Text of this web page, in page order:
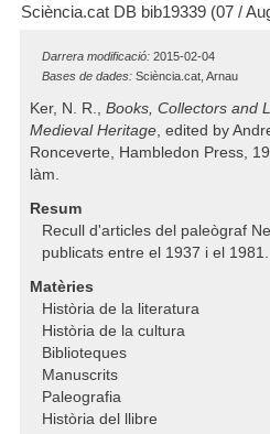
Sciència.cat DB bib19339 (07 /
Darrera modificació: 2015-02-04
Bases de dades: Sciència.cat, Arnau
Ker, N. R., Books, Collectors and
Medieval Heritage, edited by
Ronceverte, Hambledon Press,
làm.
Resum
Recull d'articles del paleògraf
publicats entre el 1937 i el
Matèries
Història de la literatura
Història de la cultura
Biblioteques
Manuscrits
Paleografia
Història del llibre